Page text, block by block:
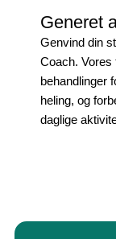
Generet
Genvind din
Coach. Vores
behandlinger
heling, og
daglige